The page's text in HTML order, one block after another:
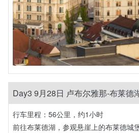
Day3 9月28日 卢布尔雅那-布莱德
行车里程：56公里，约1小时
前往布莱德湖，参观悬崖上的布莱德城堡